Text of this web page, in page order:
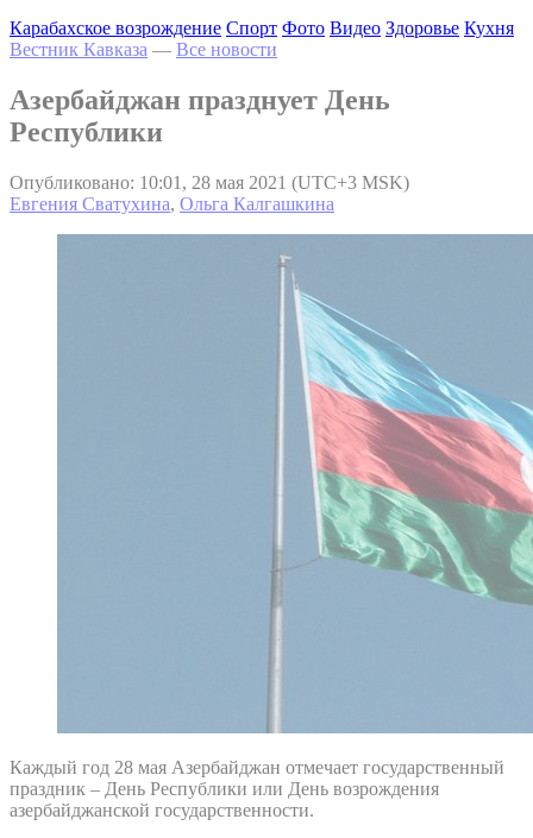
Карабахское возрождение Спорт Фото Видео Здоровье Кухня
Вестник Кавказа — Все новости
Азербайджан празднует День
Республики
Опубликовано: 10:01, 28 мая 2021 (UTC+3 MSK)
Евгения Сватухина, Ольга Калгашкина
Каждый год 28 мая Азербайджан отмечает государственный
праздник – День Республики или День возрождения
азербайджанской государственности.